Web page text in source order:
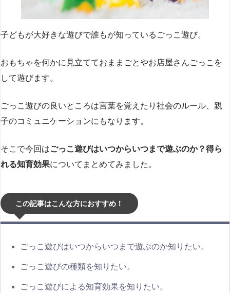
子どもが大好きな遊びで誰もが知っているごっこ遊び。
おもちゃを何かに見立てておままごとやお店屋さんごっこを
して遊びます。
ごっこ遊びの良いところは言葉を覚えたり社会のルール、親
子のコミュニケーションにもなります。
そこで今回はごっこ遊びはいつからいつまで遊ぶのか？得ら
れる知育効果についてまとめてみました。
この記事はこんな方におすすめ！
ごっこ遊びはいつからいつまで遊ぶのか知りたい。
ごっこ遊びの種類を知りたい。
ごっこ遊びによる知育効果を知りたい。